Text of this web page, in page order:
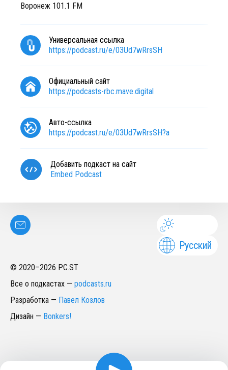
Воронеж 101.1 FM
Универсальная ссылка
https://podcast.ru/e/03Ud7wRrsSH
Официальный сайт
https://podcasts-rbc.mave.digital
Авто-ссылка
https://podcast.ru/e/03Ud7wRrsSH?a
Добавить подкаст на сайт
Embed Podcast
Русский
© 2020–2026 PC.ST
Все о подкастах — podcasts.ru
Разработка — Павел Козлов
Дизайн — Bonkers!